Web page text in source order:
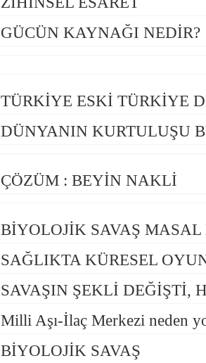
GÜCÜN KAYNAĞI NEDİR?
TÜRKİYE ESKİ TÜRKİYE
DÜNYANIN KURTULUŞU
ÇÖZÜM : BEYİN NAKLİ
BİYOLOJİK SAVAŞ MASAL
SAĞLIKTA KÜRESEL
SAVAŞIN ŞEKLİ DEĞİŞTİ,
Milli Aşı-İlaç Merkezi neden
BİYOLOJİK SAVAŞ